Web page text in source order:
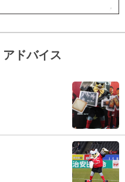
ドバイス